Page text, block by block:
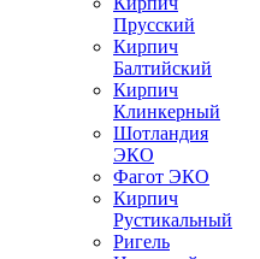
Прусский
Кирпич
Балтийский
Кирпич
Клинкерный
Шотландия
ЭКО
Фагот ЭКО
Кирпич
Рустикальный
Ригель